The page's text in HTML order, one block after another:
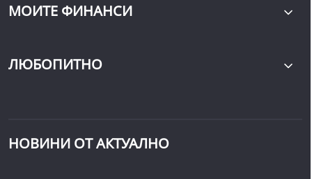
МОИТЕ ФИНАНСИ
ЛЮБОПИТНО
НОВИНИ ОТ АКТУАЛНО